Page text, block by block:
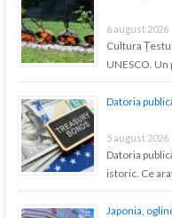
6 august 2026
Cultura
UNESCO.
Datoria
5 august 2026
Datoria
istoric. Ce
Japonia,